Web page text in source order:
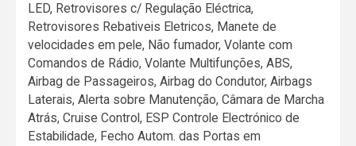
LED, Retrovisores c/ Regulação Eléctrica,
Retrovisores Rebativeis Eletricos, Manete de
velocidades em pele, Não fumador, Volante com
Comandos de Rádio, Volante Multifunções, ABS,
Airbag de Passageiros, Airbag do Condutor, Airbags
Laterais, Alerta sobre Manutenção, Câmara de Marcha
Atrás, Cruise Control, ESP Controle Electrónico de
Estabilidade, Fecho Autom. das Portas em